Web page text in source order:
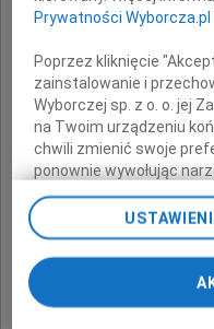
a
ale w
Prywatności Wyborcza.pl
Poprzez kliknięcie
zainstalowanie i
Wyborczej sp. z o. o. jej
na Twoim urządzeniu
chwili zmienić swoje
ponownie wywołując
preferencjami dot.
odnośnik „Ustawienia
przechodząc do sekcji
Zmiana ustawień plików
pomocą ustawień